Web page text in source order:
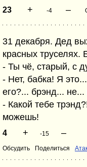
23 + -4 –
31 декабря. Дед
красных труселях.
- Ты чё, старый, с
- Нет, бабка! Я
его?... брэнд...
- Какой тебе
можешь!
4 + -15 –
Обсудить Поделиться